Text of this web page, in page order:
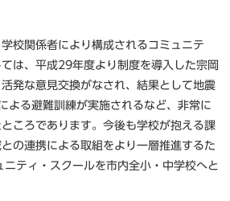
校関係者により構成されるコミュニテ
は、平成29年度より制度を導入した宗岡
発な意見交換がなされ、結果として地震
よる避難訓練が実施されるなど、非常に
ころであります。今後も学校が抱える課
の連携による取組をより一層推進するた
ティ・スクールを市内全小・中学校へと